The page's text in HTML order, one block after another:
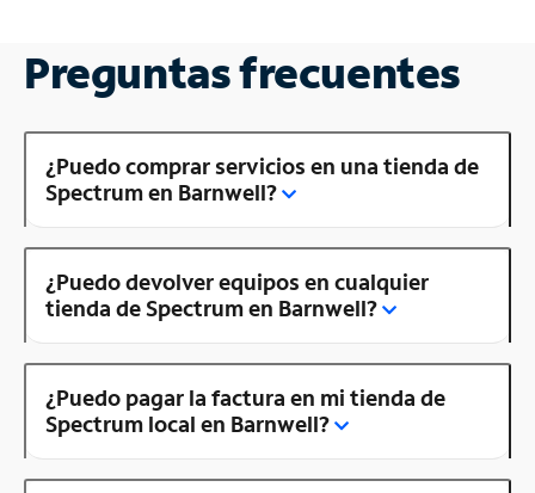
Preguntas frecuentes
¿Puedo comprar servicios en una tienda de
Spectrum en Barnwell?
¿Puedo devolver equipos en cualquier
tienda de Spectrum en Barnwell?
¿Puedo pagar la factura en mi tienda de
Spectrum local en Barnwell?